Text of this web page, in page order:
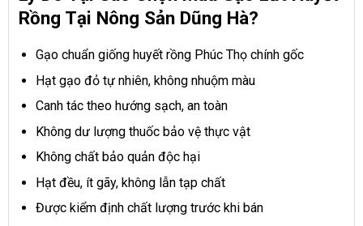
Rồng Tại Nông Sản Dũng Hà?
Gạo chuẩn giống huyết rồng Phúc Thọ chính gốc
Hạt gạo đỏ tự nhiên, không nhuộm màu
Canh tác theo hướng sạch, an toàn
Không dư lượng thuốc bảo vệ thực vật
Không chất bảo quản độc hại
Hạt đều, ít gãy, không lẫn tạp chất
Được kiểm định chất lượng trước khi bán